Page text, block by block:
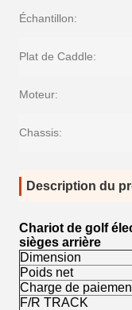
Échantillon:
Plat de Caddle:
Moteur:
Chassis:
Description du
Chariot de golf
sièges arrière
Dimension
Poids net
Charge de
F/R TRACK